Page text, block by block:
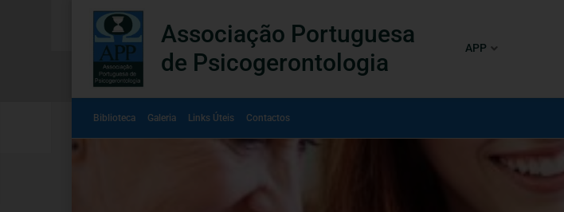
Associação Portuguesa
de Psicogerontologia
APP
Biblioteca Galeria Links Úteis Contactos